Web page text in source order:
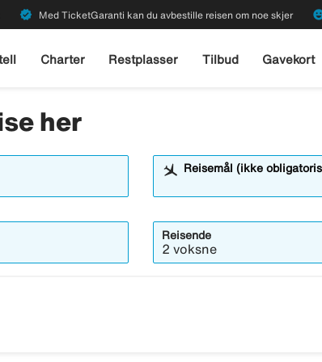
verified Med TicketGaranti kan du avbestille reisen om noe skjer
Charter Restplasser Tilbud Gavekort
her
Reisemål (ikke
Reisende
2 voksne